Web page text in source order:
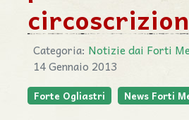
Categoria: Notizie dai Forti
14 Gennaio 2013
Forte Ogliastri News Forti